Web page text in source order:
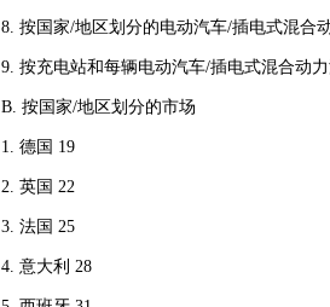
8. 按国家/地区划分的电动汽车/插电式混合
9. 按充电站和每辆电动汽车/插电式混合动
B. 按国家/地区划分的市场
1. 德国 19
2. 英国 22
3. 法国 25
4. 意大利 28